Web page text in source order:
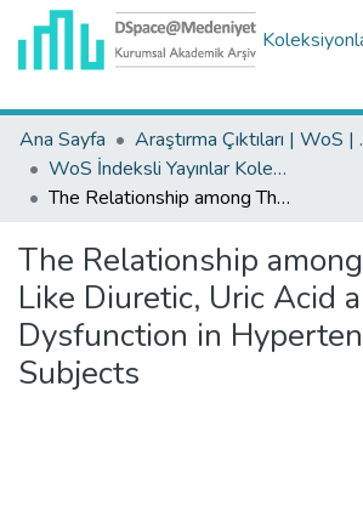
Ana Sayfa
Araştırma
WoS İndeksli Yayınlar Koleksiyonu
The Relationship among Thiazide Like Diuretic, Uric Acid and Erectile Dysfunction in Hypertensive Subjects
The Relationship
Like Diuretic, Uric Acid
Dysfunction in
Subjects